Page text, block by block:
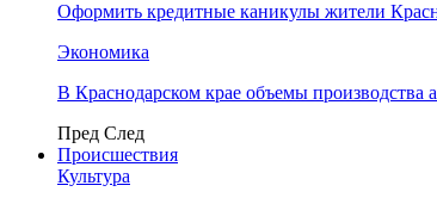
Оформить кредитные каникулы жители
Экономика
В Краснодарском крае объемы производства
Пред След
Происшествия
Культура